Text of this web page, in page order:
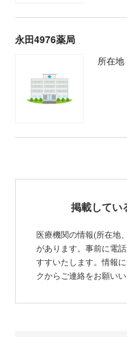
永田4976薬局
所在地
掲載してい
医療機関の情報(所在地
があります。事前に電
すすいたします。情報
クからご連絡をお願いい